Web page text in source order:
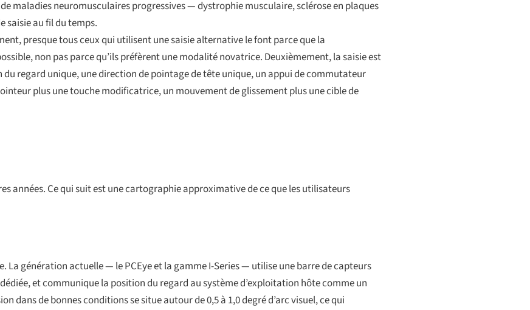
maladies neuromusculaires progressives — dystrophie musculaire, sclérose en plaques
saisie au fil du temps.
presque tous ceux qui utilisent une saisie alternative le font parce que la
non pas parce qu’ils préfèrent une modalité novatrice. Deuxièmement, la saisie est
regard unique, une direction de pointage de tête unique, un appui de commutateur
plus une touche modificatrice, un mouvement de glissement plus une cible de
années. Ce qui suit est une cartographie approximative de ce que les utilisateurs
La génération actuelle — le PCEye et la gamme I-Series — utilise une barre de capteurs
et communique la position du regard au système d’exploitation hôte comme un
dans de bonnes conditions se situe autour de 0,5 à 1,0 degré d’arc visuel, ce qui